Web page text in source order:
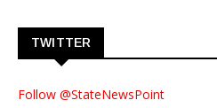
TWITTER
Follow @StateNewsPoint